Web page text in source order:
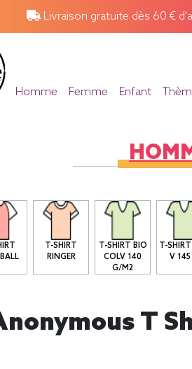
Livraison gratuite dès 60 €
Homme Femme Enfant
T-SHIRT
RINGER
T-SHIRT BIO
COLV 140
G/M2
T-
V 145
T